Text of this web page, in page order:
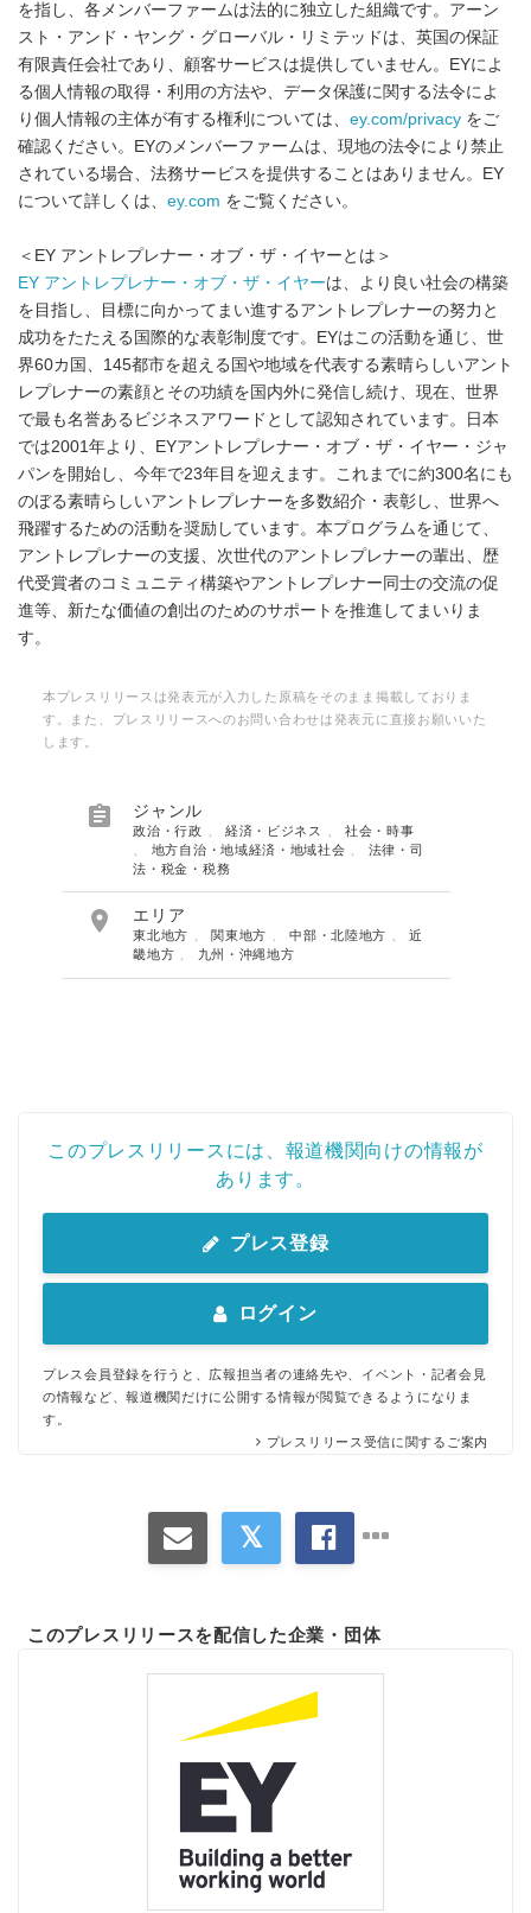
を指し、各メンバーファームは法的に独立した組織です。アーン
スト・アンド・ヤング・グローバル・リミテッドは、英国の保証
有限責任会社であり、顧客サービスは提供していません。EYによ
る個人情報の取得・利用の方法や、データ保護に関する法令によ
り個人情報の主体が有する権利については、 ey.com/privacy をご
確認ください。EYのメンバーファームは、現地の法令により禁止
されている場合、法務サービスを提供することはありません。EY
について詳しくは、 ey.com をご覧ください。
＜EY アントレプレナー・オブ・ザ・イヤーとは＞
EY アントレプレナー・オブ・ザ・イヤーは、より良い社会の構築
を目指し、目標に向かってまい進するアントレプレナーの努力と
成功をたたえる国際的な表彰制度です。EYはこの活動を通じ、世
界60カ国、145都市を超える国や地域を代表する素晴らしいアント
レプレナーの素顔とその功績を国内外に発信し続け、現在、世界
で最も名誉あるビジネスアワードとして認知されています。日本
では2001年より、EYアントレプレナー・オブ・ザ・イヤー・ジャ
パンを開始し、今年で23年目を迎えます。これまでに約300名にも
のぼる素晴らしいアントレプレナーを多数紹介・表彰し、世界へ
飛躍するための活動を奨励しています。本プログラムを通じて、
アントレプレナーの支援、次世代のアントレプレナーの輩出、歴
代受賞者のコミュニティ構築やアントレプレナー同士の交流の促
進等、新たな価値の創出のためのサポートを推進してまいりま
す。
本プレスリリースは発表元が入力した原稿をそのまま掲載しておりま
す。また、プレスリリースへのお問い合わせは発表元に直接お願いいた
します。
 ジャンル
政治・行政 経済・ビジネス
社会・時事
地方自治・地域経済・地域社会
法律・司
法・税金・税務
 エリア
東北地方 関東地方 、中部・北陸地方 、近
畿地方
九州・沖縄地方
このプレスリリースには、報道機関向けの情報が
あります。
プレス登録
ログイン
プレス会員登録を行うと、広報担当者の連絡先や、イベント・記者会見
の情報など、報道機関だけに公開する情報が閲覧できるようになりま
す。
プレスリリース受信に関するご案内
このプレスリリースを配信した企業・団体